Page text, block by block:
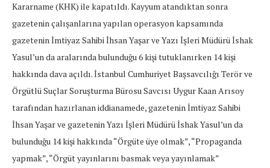
Kararname (KHK) ile kapatıldı. Kayyum atandıktan sonra
gazetenin çalışanlarına yapılan operasyon kapsamında
gazetenin İmtiyaz Sahibi İhsan Yaşar ve Yazı İşleri Müdürü İshak
Yasul’un da aralarında bulunduğu 6 kişi tutuklanırken 14 kişi
hakkında dava açıldı. İstanbul Cumhuriyet Başsavcılığı Terör ve
Örgütlü Suçlar Soruşturma Bürosu Savcısı Uygur Kaan Arısoy
tarafından hazırlanan iddianamede, gazetenin İmtiyaz Sahibi
İhsan Yaşar ve gazetenin Yazı İşleri Müdürü İshak Yasul’un da
bulunduğu 14 kişi hakkında “Örgüte üye olmak”, “Propaganda
yapmak”, “Örgüt yayınlarını basmak veya yayınlamak”